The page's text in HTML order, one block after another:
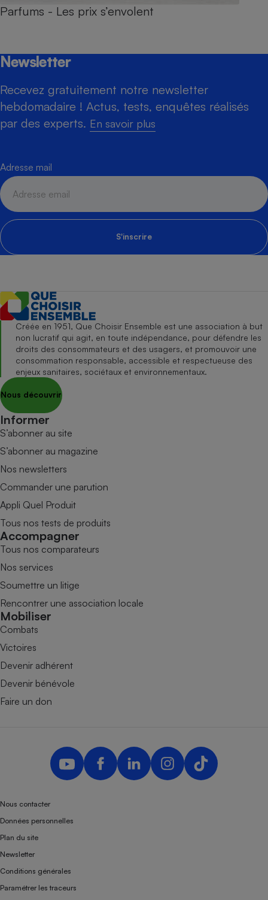
Parfums - Les prix s’envolent
Newsletter
Recevez gratuitement notre newsletter
hebdomadaire ! Actus, tests, enquêtes réalisés
par des experts. En savoir plus
Adresse mail
S'inscrire
Créée en 1951, Que Choisir Ensemble est une association à but
non lucratif qui agit, en toute indépendance, pour défendre les
droits des consommateurs et des usagers, et promouvoir une
consommation responsable, accessible et respectueuse des
enjeux sanitaires, sociétaux et environnementaux.
Nous découvrir
Informer
S’abonner au site
S’abonner au magazine
Nos newsletters
Commander une parution
Appli Quel Produit
Tous nos tests de produits
Accompagner
Tous nos comparateurs
Nos services
Soumettre un litige
Rencontrer une association locale
Mobiliser
Combats
Victoires
Devenir adhérent
Devenir bénévole
Faire un don
Nous contacter
Données personnelles
Plan du site
Newsletter
Conditions générales
Paramétrer les traceurs